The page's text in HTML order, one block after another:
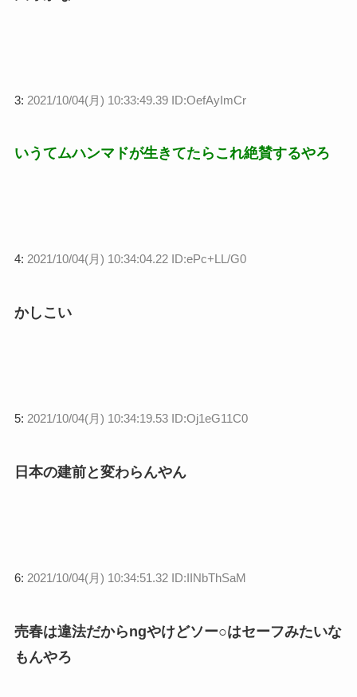
3: 2021/10/04(月) 10:33:49.39 ID:OefAyImCr
いうてムハンマドが生きてたらこれ絶賛するやろ
4: 2021/10/04(月) 10:34:04.22 ID:ePc+LL/G0
かしこい
5: 2021/10/04(月) 10:34:19.53 ID:Oj1eG11C0
日本の建前と変わらんやん
6: 2021/10/04(月) 10:34:51.32 ID:IINbThSaM
売春は違法だからngやけどソー○はセーフみたいな
もんやろ